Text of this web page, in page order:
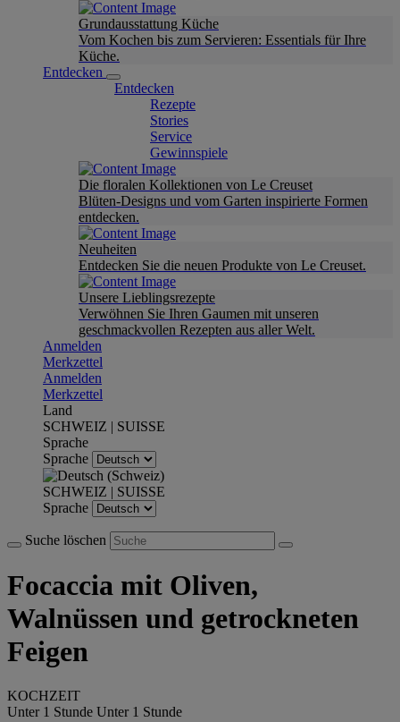
Grundausstattung Küche
Vom Kochen bis zum Servieren: Essentials für Ihre
Küche.
Entdecken
Entdecken
Rezepte
Stories
Service
Gewinnspiele
Die floralen Kollektionen von Le Creuset
Blüten-Designs und vom Garten inspirierte Formen
entdecken.
Neuheiten
Entdecken Sie die neuen Produkte von Le Creuset.
Unsere Lieblingsrezepte
Verwöhnen Sie Ihren Gaumen mit unseren
geschmackvollen Rezepten aus aller Welt.
Anmelden
Merkzettel
Anmelden
Merkzettel
Land
SCHWEIZ | SUISSE
Sprache
Sprache
SCHWEIZ | SUISSE
Sprache
Suche löschen
Focaccia mit Oliven,
Walnüssen und getrockneten
Feigen
KOCHZEIT
Unter 1 Stunde Unter 1 Stunde